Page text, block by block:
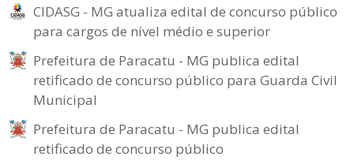
CIDASG - MG atualiza edital de concurso público
para cargos de nível médio e superior
Prefeitura de Paracatu - MG publica edital
retificado de concurso público para Guarda Civil
Municipal
Prefeitura de Paracatu - MG publica edital
retificado de concurso público